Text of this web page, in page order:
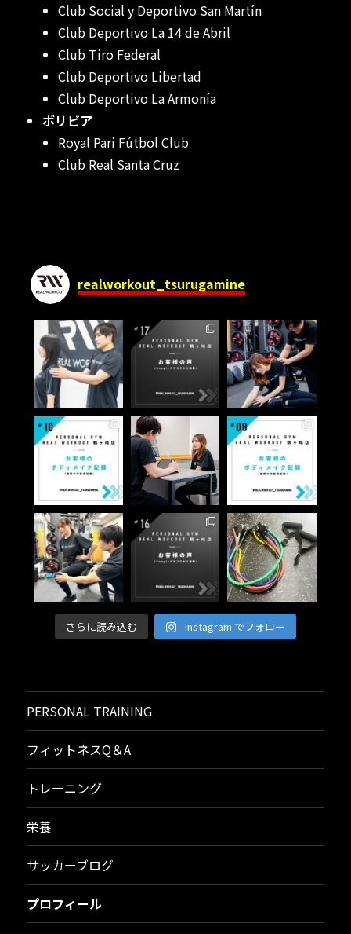
Club Social y Deportivo San Martín
Club Deportivo La 14 de Abril
Club Tiro Federal
Club Deportivo Libertad
Club Deportivo La Armonía
ボリビア
Royal Pari Fútbol Club
Club Real Santa Cruz
realworkout_tsurugamine
さらに読み込む Instagram でフォロー
PERSONAL TRAINING
フィットネスQ＆A
トレーニング
栄養
サッカーブログ
プロフィール